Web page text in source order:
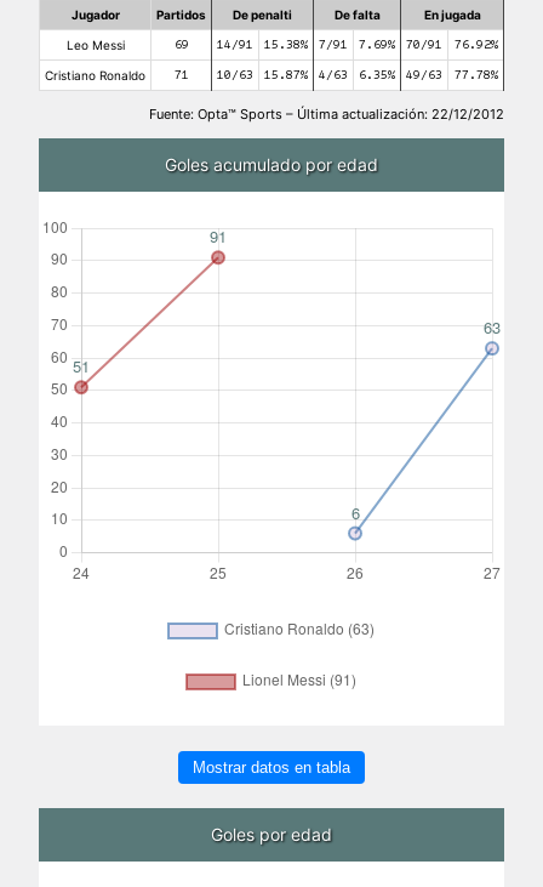
Jugador Partidos De penalti De falta En jugada
Leo Messi 69 14/91 15.38% 7/91 7.69% 70/91 76.92%
Cristiano Ronaldo 71 10/63 15.87% 4/63 6.35% 49/63 77.78%
Fuente: Opta™ Sports – Última actualización: 22/12/2012
Goles acumulado por edad
Mostrar datos en tabla
Goles por edad